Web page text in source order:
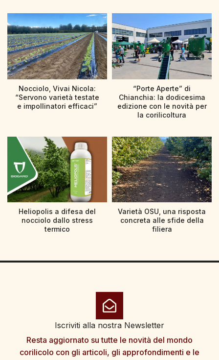
Nocciolo, Vivai Nicola:
“Servono varietà testate
e impollinatori efficaci”
“Porte Aperte” di
Chianchia: la dodicesima
edizione con le novità per
la corilicoltura
Heliopolis a difesa del
nocciolo dallo stress
termico
Varietà OSU, una risposta
concreta alle sfide della
filiera
Iscriviti alla nostra Newsletter
Resta aggiornato su tutte le novità del mondo
corilicolo con gli articoli, gli approfondimenti e le